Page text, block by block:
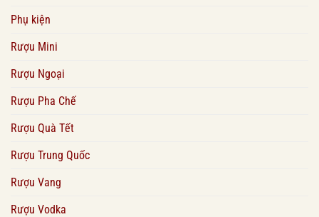
Phụ kiện
Rượu Mini
Rượu Ngoại
Rượu Pha Chế
Rượu Quà Tết
Rượu Trung Quốc
Rượu Vang
Rượu Vodka